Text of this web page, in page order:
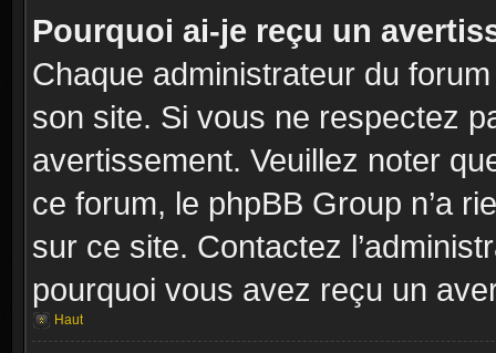
Pourquoi ai-je reçu un
Chaque administrateur du
son site. Si vous ne respectez
avertissement. Veuillez noter
ce forum, le phpBB Group n’a
sur ce site. Contactez
pourquoi vous avez reçu un
Haut